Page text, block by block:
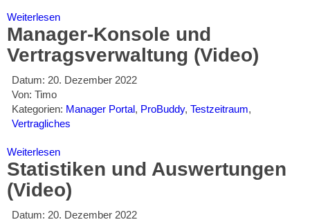
Weiterlesen
Manager-Konsole und
Vertragsverwaltung (Video)
Datum: 20. Dezember 2022
Von: Timo
Kategorien: Manager Portal, ProBuddy, Testzeitraum,
Vertragliches
Weiterlesen
Statistiken und Auswertungen
(Video)
Datum: 20. Dezember 2022